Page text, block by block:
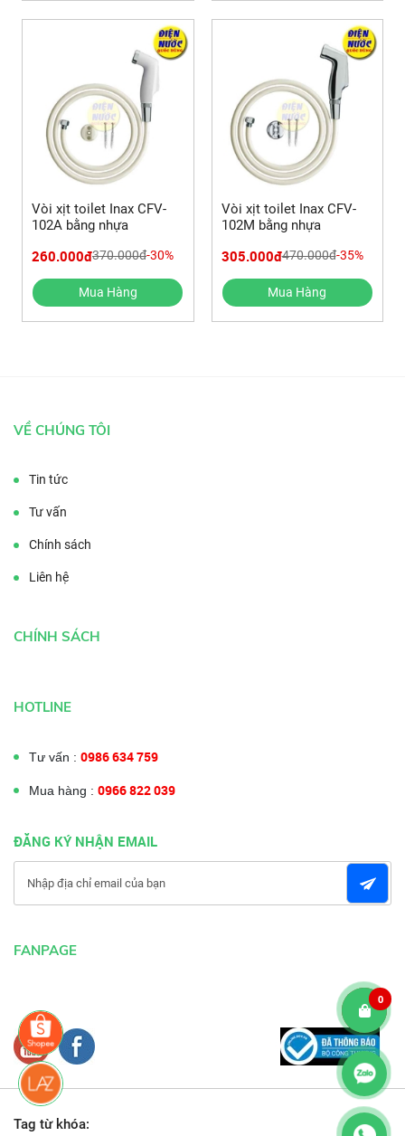
Vòi xịt toilet Inax CFV-
102A bằng nhựa
260.000đ370.000đ-30%
Mua Hàng
Vòi xịt toilet Inax CFV-
102M bằng nhựa
305.000đ470.000đ-35%
Mua Hàng
VỀ CHÚNG TÔI
Tin tức
Tư vấn
Chính sách
Liên hệ
CHÍNH SÁCH
HOTLINE
Tư vấn : 0986 634 759
Mua hàng : 0966 822 039
ĐĂNG KÝ NHẬN EMAIL
FANPAGE
Tag từ khóa:
0